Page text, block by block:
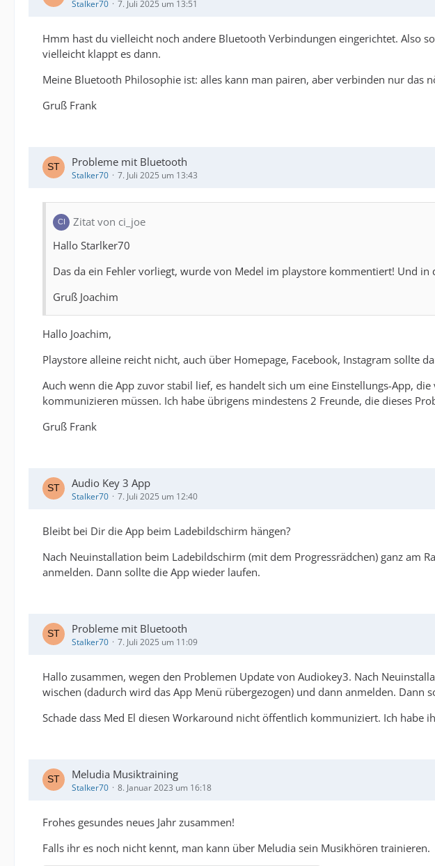
Stalker70 7. Juli 2025 um 13:51
Hmm hast du vielleicht noch andere Bluetooth Verbindungen eingerichtet. Also
vielleicht klappt es dann.
Meine Bluetooth Philosophie ist: alles kann man pairen, aber verbinden nur das
Gruß Frank
Probleme mit Bluetooth
Stalker70 7. Juli 2025 um 13:43
Zitat von ci_joe
Hallo Starlker70
Das da ein Fehler vorliegt, wurde von Medel im playstore kommentiert! Und in
Gruß Joachim
Hallo Joachim,
Playstore alleine reicht nicht, auch über Homepage, Facebook, Instagram sollte
Auch wenn die App zuvor stabil lief, es handelt sich um eine Einstellungs-App,
kommunizieren müssen. Ich habe übrigens mindestens 2 Freunde, die dieses
Gruß Frank
Audio Key 3 App
Stalker70 7. Juli 2025 um 12:40
Bleibt bei Dir die App beim Ladebildschirm hängen?
Nach Neuinstallation beim Ladebildschirm (mit dem Progressrädchen) ganz am
anmelden. Dann sollte die App wieder laufen.
Probleme mit Bluetooth
Stalker70 7. Juli 2025 um 11:09
Hallo zusammen, wegen den Problemen Update von Audiokey3. Nach
wischen (dadurch wird das App Menü rübergezogen) und dann anmelden. Dann
Schade dass Med El diesen Workaround nicht öffentlich kommuniziert. Ich habe
Meludia Musiktraining
Stalker70 8. Januar 2023 um 16:18
Frohes gesundes neues Jahr zusammen!
Falls ihr es noch nicht kennt, man kann über Meludia sein Musikhören trainieren.